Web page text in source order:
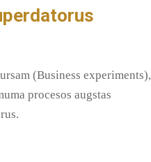
(Business experiments),
procesos augstas